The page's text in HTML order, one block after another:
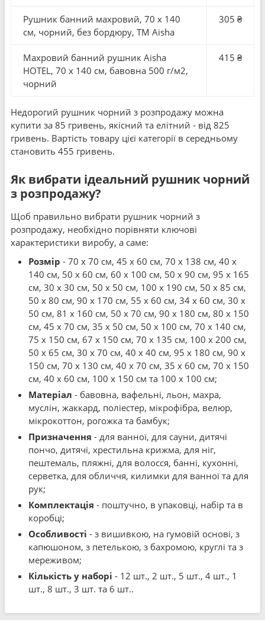
Рушник банний махровий, 70 x 140
см, чорний, без бордюру, ТМ Aisha
305 ₴
Махровий банний рушник Aisha
HOTEL, 70 x 140 см, бавовна 500 г/м2,
чорний
415 ₴
Недорогий рушник чорний з розпродажу можна
купити за 85 гривень, якісний та елітний - від 825
гривень. Вартість товару цієї категорії в середньому
становить 455 гривень.
Як вибрати ідеальний рушник чорний
з розпродажу?
Щоб правильно вибрати рушник чорний з
розпродажу, необхідно порівняти ключові
характеристики виробу, а саме:
Розмір - 70 x 70 см, 45 x 60 см, 70 x 138 см, 40 x
140 см, 50 x 60 см, 60 x 100 см, 50 x 90 см, 95 x 165
см, 30 x 30 см, 50 x 50 см, 100 x 190 см, 50 x 85 см,
50 x 80 см, 90 x 170 см, 55 x 60 см, 34 x 60 см, 30 x
50 см, 81 x 160 см, 50 x 70 см, 90 x 180 см, 80 x 150
см, 45 x 70 см, 35 x 50 см, 50 x 100 см, 70 x 140 см,
75 x 150 см, 67 x 150 см, 70 x 135 см, 100 x 200 см,
50 x 65 см, 30 x 70 см, 40 x 40 см, 95 x 180 см, 90 x
150 см, 70 x 130 см, 40 x 70 см, 35 x 60 см, 70 x 150
см, 40 x 60 см, 100 x 150 см та 100 x 100 см;
Матеріал - бавовна, вафельні, льон, махра,
муслін, жаккард, поліестер, мікрофібра, велюр,
мікрокоттон, рогожка та бамбук;
Призначення - для ванної, для сауни, дитячі
пончо, дитячі, хрестильна крижма, для ніг,
пештемаль, пляжні, для волосся, банні, кухонні,
серветка, для обличчя, килимки для ванної та для
рук;
Комплектація - поштучно, в упаковці, набір та в
коробці;
Особливості - з вишивкою, на гумовій основі, з
капюшоном, з петелькою, з бахромою, круглі та з
мереживом;
Кількість у наборі - 12 шт., 2 шт., 5 шт., 4 шт., 1
шт., 8 шт., 3 шт. та 6 шт..